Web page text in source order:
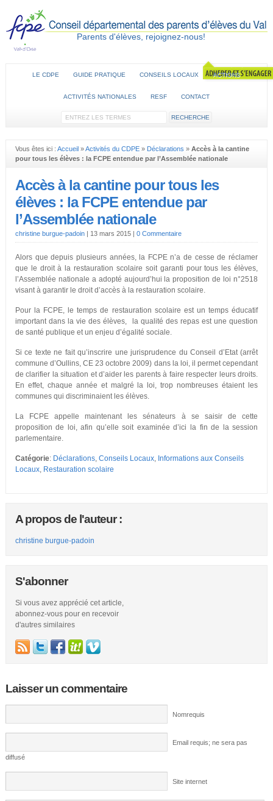
Parents d'élèves, rejoignez-nous!
LE CDPE GUIDE PRATIQUE CONSEILS LOCAUX ACTIONS
ACTIVITÉS NATIONALES RESF CONTACT
Vous êtes ici : Accueil»Activités du CDPE» Déclarations » Accès à la cantine
pour tous les élèves : la FCPE entendue par l’Assemblée nationale
Accès à la cantine pour tous les
élèves : la FCPE entendue par
l’Assemblée nationale
christine burgue-padoin| 13 mars 2015 | 0 Commentaire
Alors que depuis plusieurs années, la FCPE n’a de cesse de réclamer
que le droit à la restauration scolaire soit garanti pour tous les élèves,
l’Assemblée nationale a adopté aujourd’hui la proposition de loi n°2518
visant à garantir le droit d’accès à la restauration scolaire.
Pour la FCPE, le temps de restauration scolaire est un temps éducatif
important dans la vie des élèves, la qualité des repas est une question
de santé publique et un enjeu d’égalité sociale.
Si ce texte ne fait qu’inscrire une jurisprudence du Conseil d’Etat (arrêt
commune d’Oullins, CE 23 octobre 2009) dans la loi, il permet cependant
de clarifier la situation et d’aider les parents à faire respecter leurs droits.
En effet, chaque année et malgré la loi, trop nombreuses étaient les
communes qui discriminaient les élèves.
La FCPE appelle maintenant les sénateurs à se saisir de cette
proposition de loi, afin qu’elle soit examinée d’ici la fin de la session
parlementaire.
Catégorie: Déclarations, Conseils Locaux, Informations aux Conseils
Locaux, Restauration scolaire
A propos de l'auteur :
christine burgue-padoin
S'abonner
Si vous avez apprécié cet article,
abonnez-vous pour en recevoir
d'autres similaires
Laisser un commentaire
Nomrequis
Email requis; ne sera pas
diffusé
Site internet